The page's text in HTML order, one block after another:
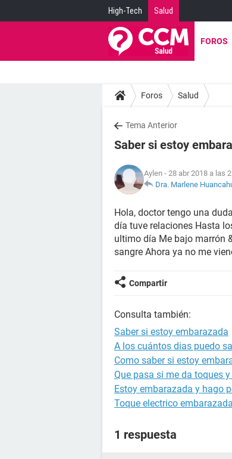
High-Tech Salud
FOROS
Foros Salud
Tema Anterior
Saber si estoy
Aylen - 28 abr 2018 a las
Dra. Marlene
Hola, doctor tengo una
día tuve relaciones Hasta
ultimo día Me bajo marrón
sangre Ahora ya no me
Compartir
Consulta también:
Saber si estoy embarazada
A los cuántos dias puedo
Como saber si estoy
Que pasa si me da toques
Estoy embarazada y hago
Toque electrico embarazada
1 respuesta